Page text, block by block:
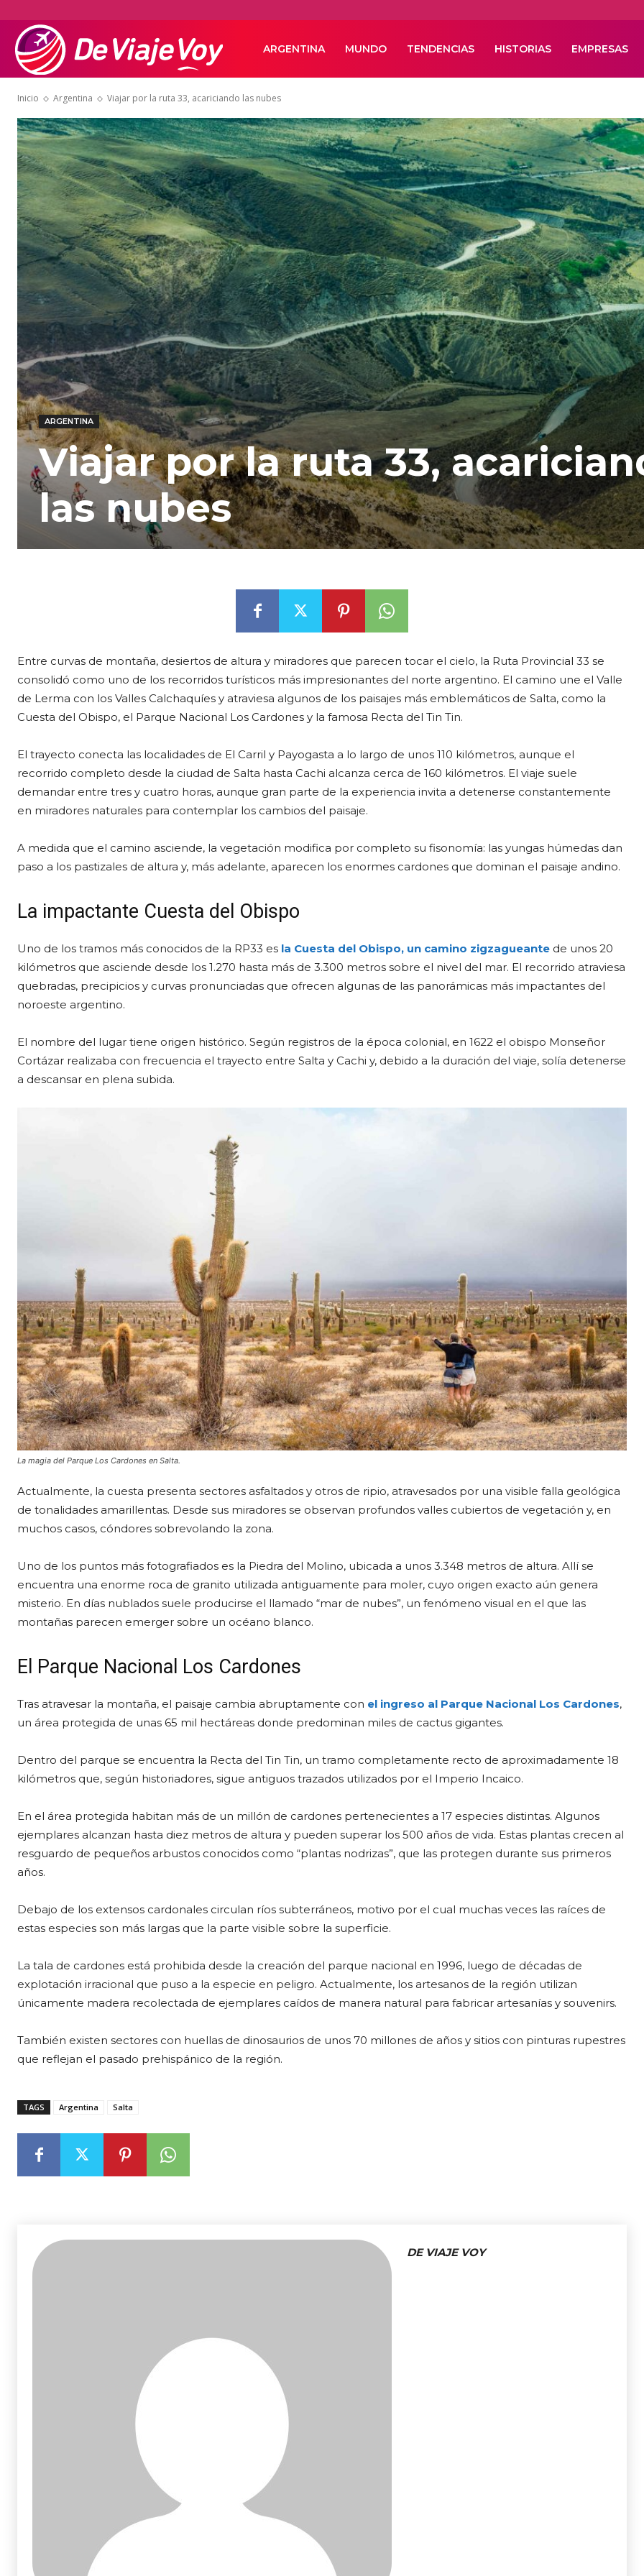
De
Viaje
Voy
ARGENTINA MUNDO TENDENCIAS HISTORIAS EMPRESAS
Inicio Argentina Viajar por la ruta 33, acariciando las nubes
ARGENTINA
Viajar por la ruta 33,
las nubes
Entre curvas de montaña, desiertos de altura y miradores que parecen tocar el cielo, la Ruta Provincial 33 se
consolidó como uno de los recorridos turísticos más impresionantes del norte argentino. El camino une el Valle
de Lerma con los Valles Calchaquíes y atraviesa algunos de los paisajes más emblemáticos de Salta, como la
Cuesta del Obispo, el Parque Nacional Los Cardones y la famosa Recta del Tin Tin.
El trayecto conecta las localidades de El Carril y Payogasta a lo largo de unos 110 kilómetros, aunque el
recorrido completo desde la ciudad de Salta hasta Cachi alcanza cerca de 160 kilómetros. El viaje suele
demandar entre tres y cuatro horas, aunque gran parte de la experiencia invita a detenerse constantemente
en miradores naturales para contemplar los cambios del paisaje.
A medida que el camino asciende, la vegetación modifica por completo su fisonomía: las yungas húmedas dan
paso a los pastizales de altura y, más adelante, aparecen los enormes cardones que dominan el paisaje andino.
La impactante Cuesta del Obispo
Uno de los tramos más conocidos de la RP33 es la Cuesta del Obispo, un camino zigzagueante de unos 20
kilómetros que asciende desde los 1.270 hasta más de 3.300 metros sobre el nivel del mar. El recorrido atraviesa
quebradas, precipicios y curvas pronunciadas que ofrecen algunas de las panorámicas más impactantes del
noroeste argentino.
El nombre del lugar tiene origen histórico. Según registros de la época colonial, en 1622 el obispo Monseñor
Cortázar realizaba con frecuencia el trayecto entre Salta y Cachi y, debido a la duración del viaje, solía detenerse
a descansar en plena subida.
La magia del Parque Los Cardones en Salta.
Actualmente, la cuesta presenta sectores asfaltados y otros de ripio, atravesados por una visible falla geológica
de tonalidades amarillentas. Desde sus miradores se observan profundos valles cubiertos de vegetación y, en
muchos casos, cóndores sobrevolando la zona.
Uno de los puntos más fotografiados es la Piedra del Molino, ubicada a unos 3.348 metros de altura. Allí se
encuentra una enorme roca de granito utilizada antiguamente para moler, cuyo origen exacto aún genera
misterio. En días nublados suele producirse el llamado “mar de nubes”, un fenómeno visual en el que las
montañas parecen emerger sobre un océano blanco.
El Parque Nacional Los Cardones
Tras atravesar la montaña, el paisaje cambia abruptamente con el ingreso al Parque Nacional Los Cardones,
un área protegida de unas 65 mil hectáreas donde predominan miles de cactus gigantes.
Dentro del parque se encuentra la Recta del Tin Tin, un tramo completamente recto de aproximadamente 18
kilómetros que, según historiadores, sigue antiguos trazados utilizados por el Imperio Incaico.
En el área protegida habitan más de un millón de cardones pertenecientes a 17 especies distintas. Algunos
ejemplares alcanzan hasta diez metros de altura y pueden superar los 500 años de vida. Estas plantas crecen al
resguardo de pequeños arbustos conocidos como “plantas nodrizas”, que las protegen durante sus primeros
años.
Debajo de los extensos cardonales circulan ríos subterráneos, motivo por el cual muchas veces las raíces de
estas especies son más largas que la parte visible sobre la superficie.
La tala de cardones está prohibida desde la creación del parque nacional en 1996, luego de décadas de
explotación irracional que puso a la especie en peligro. Actualmente, los artesanos de la región utilizan
únicamente madera recolectada de ejemplares caídos de manera natural para fabricar artesanías y souvenirs.
También existen sectores con huellas de dinosaurios de unos 70 millones de años y sitios con pinturas rupestres
que reflejan el pasado prehispánico de la región.
TAGS Argentina Salta
DE VIAJE VOY